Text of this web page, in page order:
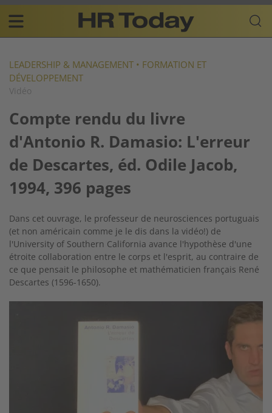
Skip
content
Plattform
für
Resources
navigation
FR
LEADERSHIP & MANAGEMENT • FORMATION ET
DÉVELOPPEMENT
Vidéo
Compte rendu du livre
d'Antonio R. Damasio: L'erreur
de Descartes, éd. Odile Jacob,
1994, 396 pages
Dans cet ouvrage, le professeur de neurosciences portuguais
(et non américain comme je le dis dans la vidéo!) de
l'University of Southern California avance l'hypothèse d'une
étroite collaboration entre le corps et l'esprit, au contraire de
ce que pensait le philosophe et mathématicien français René
Descartes (1596-1650).